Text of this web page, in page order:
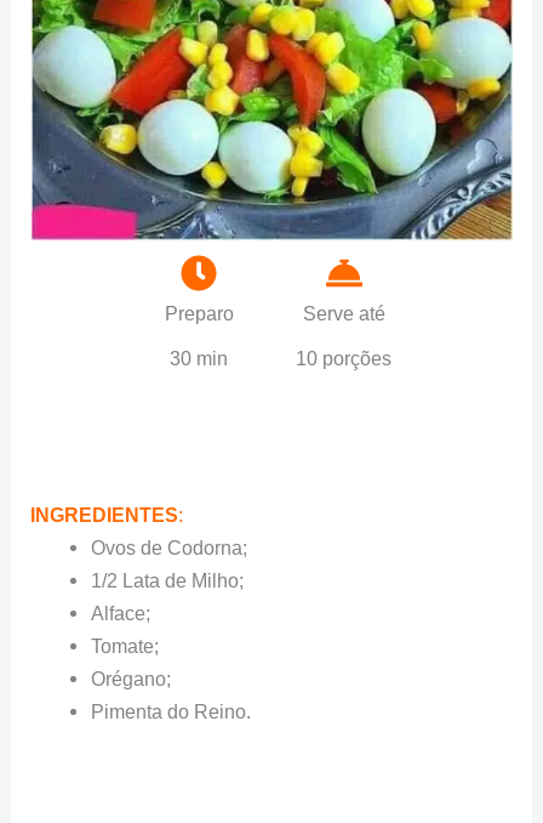
Preparo
30 min
Serve até
10 porções
INGREDIENTES:
Ovos de Codorna;
1/2 Lata de Milho;
Alface;
Tomate;
Orégano;
Pimenta do Reino.